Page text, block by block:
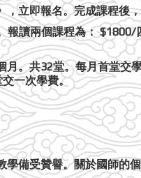
，立即報名。完成課程後
讀兩個課程為：
月。共32堂。每月首堂交
一次學費。
學備受贊譽。關於國師